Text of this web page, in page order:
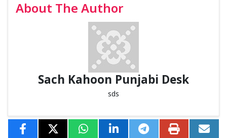
About The Author
Sach Kahoon Punjabi Desk
sds